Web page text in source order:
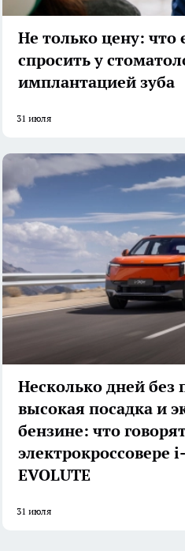
Не только цену:
спросить у
имплантацией зуба
31 июля
Несколько дней без
высокая посадка и
бензине: что
электрокроссовере
EVOLUTE
31 июля